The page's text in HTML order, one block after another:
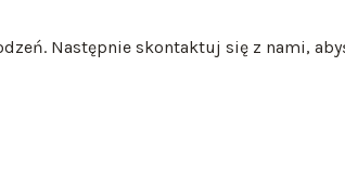
Następnie skontaktuj się z nami,